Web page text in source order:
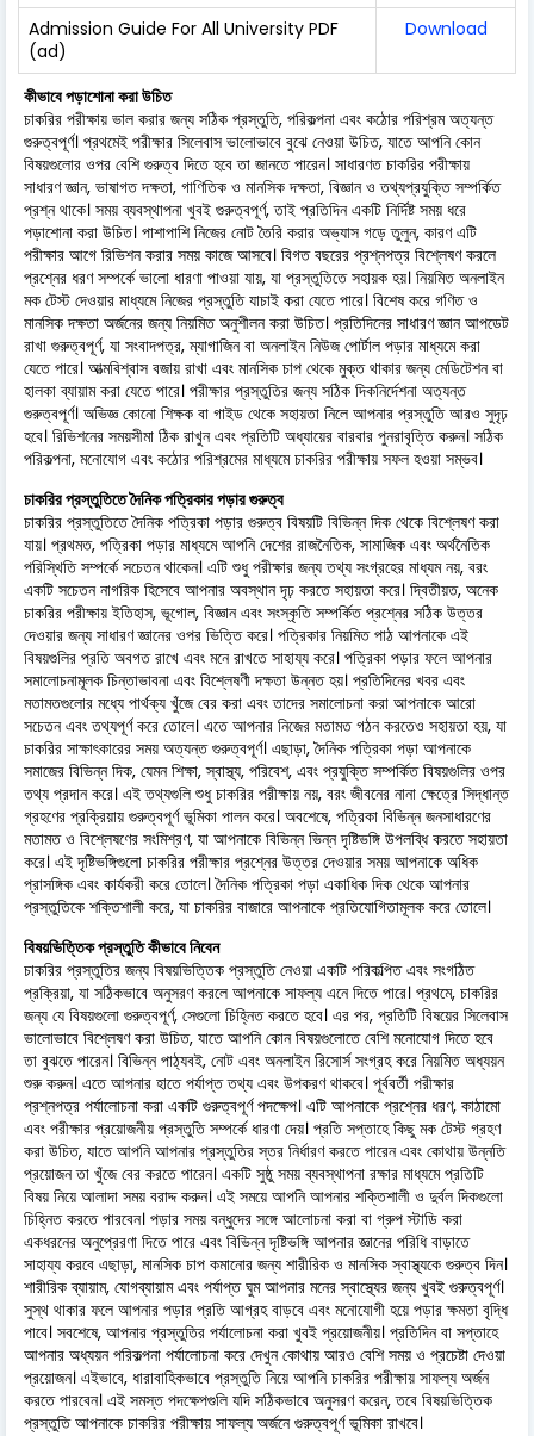
Admission Guide For All University PDF
(ad)
Download
কীভাবে পড়াশোনা করা উচিত
চাকরির পরীক্ষায় ভাল করার জন্য সঠিক প্রস্তুতি, পরিকল্পনা এবং কঠোর পরিশ্রম অত্যন্ত
গুরুত্বপূর্ণ। প্রথমেই পরীক্ষার সিলেবাস ভালোভাবে বুঝে নেওয়া উচিত, যাতে আপনি কোন
বিষয়গুলোর ওপর বেশি গুরুত্ব দিতে হবে তা জানতে পারেন। সাধারণত চাকরির পরীক্ষায়
সাধারণ জ্ঞান, ভাষাগত দক্ষতা, গাণিতিক ও মানসিক দক্ষতা, বিজ্ঞান ও তথ্যপ্রযুক্তি সম্পর্কিত
প্রশ্ন থাকে। সময় ব্যবস্থাপনা খুবই গুরুত্বপূর্ণ, তাই প্রতিদিন একটি নির্দিষ্ট সময় ধরে
পড়াশোনা করা উচিত। পাশাপাশি নিজের নোট তৈরি করার অভ্যাস গড়ে তুলুন, কারণ এটি
পরীক্ষার আগে রিভিশন করার সময় কাজে আসবে। বিগত বছরের প্রশ্নপত্র বিশ্লেষণ করলে
প্রশ্নের ধরণ সম্পর্কে ভালো ধারণা পাওয়া যায়, যা প্রস্তুতিতে সহায়ক হয়। নিয়মিত অনলাইন
মক টেস্ট দেওয়ার মাধ্যমে নিজের প্রস্তুতি যাচাই করা যেতে পারে। বিশেষ করে গণিত ও
মানসিক দক্ষতা অর্জনের জন্য নিয়মিত অনুশীলন করা উচিত। প্রতিদিনের সাধারণ জ্ঞান আপডেট
রাখা গুরুত্বপূর্ণ, যা সংবাদপত্র, ম্যাগাজিন বা অনলাইন নিউজ পোর্টাল পড়ার মাধ্যমে করা
যেতে পারে। আত্মবিশ্বাস বজায় রাখা এবং মানসিক চাপ থেকে মুক্ত থাকার জন্য মেডিটেশন বা
হালকা ব্যায়াম করা যেতে পারে। পরীক্ষার প্রস্তুতির জন্য সঠিক দিকনির্দেশনা অত্যন্ত
গুরুত্বপূর্ণ। অভিজ্ঞ কোনো শিক্ষক বা গাইড থেকে সহায়তা নিলে আপনার প্রস্তুতি আরও সুদৃঢ়
হবে। রিভিশনের সময়সীমা ঠিক রাখুন এবং প্রতিটি অধ্যায়ের বারবার পুনরাবৃত্তি করুন। সঠিক
পরিকল্পনা, মনোযোগ এবং কঠোর পরিশ্রমের মাধ্যমে চাকরির পরীক্ষায় সফল হওয়া সম্ভব।
চাকরির প্রস্তুতিতে দৈনিক পত্রিকার পড়ার গুরুত্ব
চাকরির প্রস্তুতিতে দৈনিক পত্রিকা পড়ার গুরুত্ব বিষয়টি বিভিন্ন দিক থেকে বিশ্লেষণ করা
যায়। প্রথমত, পত্রিকা পড়ার মাধ্যমে আপনি দেশের রাজনৈতিক, সামাজিক এবং অর্থনৈতিক
পরিস্থিতি সম্পর্কে সচেতন থাকেন। এটি শুধু পরীক্ষার জন্য তথ্য সংগ্রহের মাধ্যম নয়, বরং
একটি সচেতন নাগরিক হিসেবে আপনার অবস্থান দৃঢ় করতে সহায়তা করে। দ্বিতীয়ত, অনেক
চাকরির পরীক্ষায় ইতিহাস, ভূগোল, বিজ্ঞান এবং সংস্কৃতি সম্পর্কিত প্রশ্নের সঠিক উত্তর
দেওয়ার জন্য সাধারণ জ্ঞানের ওপর ভিত্তি করে। পত্রিকার নিয়মিত পাঠ আপনাকে এই
বিষয়গুলির প্রতি অবগত রাখে এবং মনে রাখতে সাহায্য করে। পত্রিকা পড়ার ফলে আপনার
সমালোচনামূলক চিন্তাভাবনা এবং বিশ্লেষণী দক্ষতা উন্নত হয়। প্রতিদিনের খবর এবং
মতামতগুলোর মধ্যে পার্থক্য খুঁজে বের করা এবং তাদের সমালোচনা করা আপনাকে আরো
সচেতন এবং তথ্যপূর্ণ করে তোলে। এতে আপনার নিজের মতামত গঠন করতেও সহায়তা হয়, যা
চাকরির সাক্ষাৎকারের সময় অত্যন্ত গুরুত্বপূর্ণ। এছাড়া, দৈনিক পত্রিকা পড়া আপনাকে
সমাজের বিভিন্ন দিক, যেমন শিক্ষা, স্বাস্থ্য, পরিবেশ, এবং প্রযুক্তি সম্পর্কিত বিষয়গুলির ওপর
তথ্য প্রদান করে। এই তথ্যগুলি শুধু চাকরির পরীক্ষায় নয়, বরং জীবনের নানা ক্ষেত্রে সিদ্ধান্ত
গ্রহণের প্রক্রিয়ায় গুরুত্বপূর্ণ ভূমিকা পালন করে। অবশেষে, পত্রিকা বিভিন্ন জনসাধারণের
মতামত ও বিশ্লেষণের সংমিশ্রণ, যা আপনাকে বিভিন্ন ভিন্ন দৃষ্টিভঙ্গি উপলব্ধি করতে সহায়তা
করে। এই দৃষ্টিভঙ্গিগুলো চাকরির পরীক্ষার প্রশ্নের উত্তর দেওয়ার সময় আপনাকে অধিক
প্রাসঙ্গিক এবং কার্যকরী করে তোলে। দৈনিক পত্রিকা পড়া একাধিক দিক থেকে আপনার
প্রস্তুতিকে শক্তিশালী করে, যা চাকরির বাজারে আপনাকে প্রতিযোগিতামূলক করে তোলে।
বিষয়ভিত্তিক প্রস্তুতি কীভাবে নিবেন
চাকরির প্রস্তুতির জন্য বিষয়ভিত্তিক প্রস্তুতি নেওয়া একটি পরিকল্পিত এবং সংগঠিত
প্রক্রিয়া, যা সঠিকভাবে অনুসরণ করলে আপনাকে সাফল্য এনে দিতে পারে। প্রথমে, চাকরির
জন্য যে বিষয়গুলো গুরুত্বপূর্ণ, সেগুলো চিহ্নিত করতে হবে। এর পর, প্রতিটি বিষয়ের সিলেবাস
ভালোভাবে বিশ্লেষণ করা উচিত, যাতে আপনি কোন বিষয়গুলোতে বেশি মনোযোগ দিতে হবে
তা বুঝতে পারেন। বিভিন্ন পাঠ্যবই, নোট এবং অনলাইন রিসোর্স সংগ্রহ করে নিয়মিত অধ্যয়ন
শুরু করুন। এতে আপনার হাতে পর্যাপ্ত তথ্য এবং উপকরণ থাকবে। পূর্ববর্তী পরীক্ষার
প্রশ্নপত্র পর্যালোচনা করা একটি গুরুত্বপূর্ণ পদক্ষেপ। এটি আপনাকে প্রশ্নের ধরণ, কাঠামো
এবং পরীক্ষার প্রয়োজনীয় প্রস্তুতি সম্পর্কে ধারণা দেয়। প্রতি সপ্তাহে কিছু মক টেস্ট গ্রহণ
করা উচিত, যাতে আপনি আপনার প্রস্তুতির স্তর নির্ধারণ করতে পারেন এবং কোথায় উন্নতি
প্রয়োজন তা খুঁজে বের করতে পারেন। একটি সুষ্ঠু সময় ব্যবস্থাপনা রক্ষার মাধ্যমে প্রতিটি
বিষয় নিয়ে আলাদা সময় বরাদ্দ করুন। এই সময়ে আপনি আপনার শক্তিশালী ও দুর্বল দিকগুলো
চিহ্নিত করতে পারবেন। পড়ার সময় বন্ধুদের সঙ্গে আলোচনা করা বা গ্রুপ স্টাডি করা
একধরনের অনুপ্রেরণা দিতে পারে এবং বিভিন্ন দৃষ্টিভঙ্গি আপনার জ্ঞানের পরিধি বাড়াতে
সাহায্য করবে এছাড়া, মানসিক চাপ কমানোর জন্য শারীরিক ও মানসিক স্বাস্থ্যকে গুরুত্ব দিন।
শারীরিক ব্যায়াম, যোগব্যায়াম এবং পর্যাপ্ত ঘুম আপনার মনের স্বাস্থ্যের জন্য খুবই গুরুত্বপূর্ণ।
সুস্থ থাকার ফলে আপনার পড়ার প্রতি আগ্রহ বাড়বে এবং মনোযোগী হয়ে পড়ার ক্ষমতা বৃদ্ধি
পাবে। সবশেষে, আপনার প্রস্তুতির পর্যালোচনা করা খুবই প্রয়োজনীয়। প্রতিদিন বা সপ্তাহে
আপনার অধ্যয়ন পরিকল্পনা পর্যালোচনা করে দেখুন কোথায় আরও বেশি সময় ও প্রচেষ্টা দেওয়া
প্রয়োজন। এইভাবে, ধারাবাহিকভাবে প্রস্তুতি নিয়ে আপনি চাকরির পরীক্ষায় সাফল্য অর্জন
করতে পারবেন। এই সমস্ত পদক্ষেপগুলি যদি সঠিকভাবে অনুসরণ করেন, তবে বিষয়ভিত্তিক
প্রস্তুতি আপনাকে চাকরির পরীক্ষায় সাফল্য অর্জনে গুরুত্বপূর্ণ ভূমিকা রাখবে।